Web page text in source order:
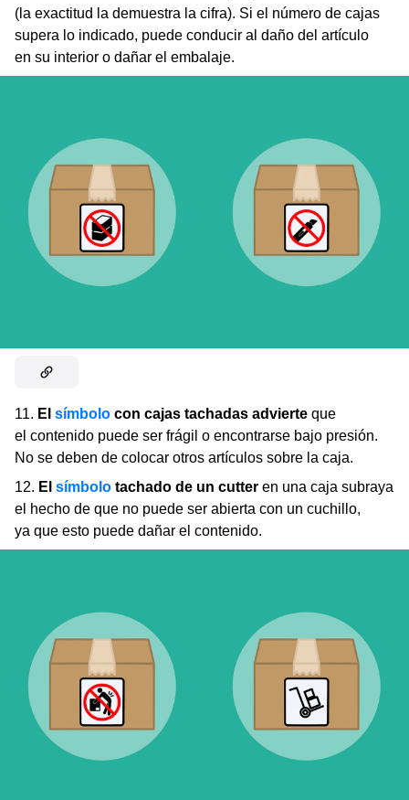
(la exactitud la demuestra la cifra). Si el número de cajas
supera lo indicado, puede conducir al daño del artículo
en su interior o dañar el embalaje.
11. El símbolo con cajas tachadas advierte que
el contenido puede ser frágil o encontrarse bajo presión.
No se deben de colocar otros artículos sobre la caja.
12. El símbolo tachado de un cutter en una caja subraya
el hecho de que no puede ser abierta con un cuchillo,
ya que esto puede dañar el contenido.